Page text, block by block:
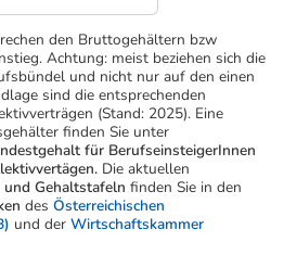
den Bruttogehältern bzw
Achtung: meist beziehen sich die
und nicht nur auf den einen
sind die entsprechenden
(Stand: 2025). Eine
finden Sie unter
für BerufseinsteigerInnen
Die aktuellen
Gehaltstafeln finden Sie in den
des Österreichischen
und der Wirtschaftskammer